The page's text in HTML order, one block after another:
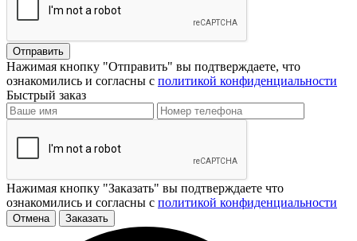
Отправить
Нажимая кнопку "Отправить" вы подтверждаете, что
ознакомились и согласны с политикой конфиденциальности
Быстрый заказ
Нажимая кнопку "Заказать" вы подтверждаете что
ознакомились и согласны с политикой конфиденциальности
Отмена Заказать